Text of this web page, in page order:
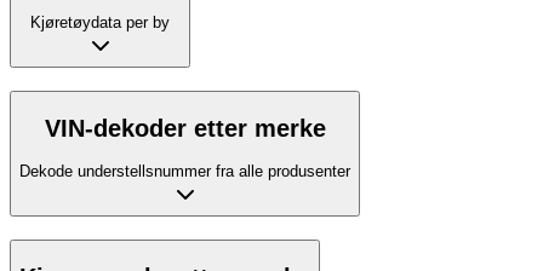
Kjøretøydata per by
VIN-dekoder etter merke
Dekode understellsnummer fra alle produsenter